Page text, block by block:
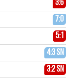
3:6
7:0
5:1
4:3 sn
3:2 sn